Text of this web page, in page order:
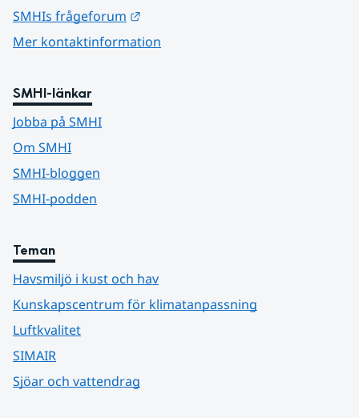
SMHIs frågeforum
Mer kontaktinformation
SMHI-länkar
Jobba på SMHI
Om SMHI
SMHI-bloggen
SMHI-podden
Teman
Havsmiljö i kust och hav
Kunskapscentrum för klimatanpassning
Luftkvalitet
SIMAIR
Sjöar och vattendrag